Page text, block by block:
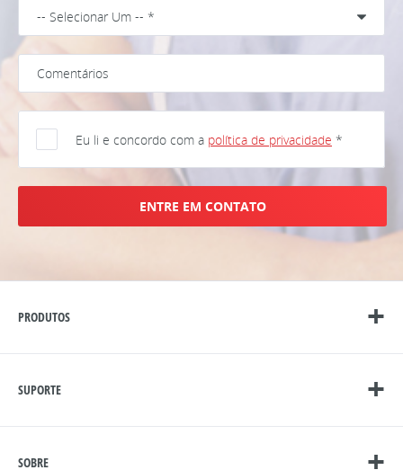
Eu li e concordo com a política de privacidade *
ENTRE EM CONTATO
PRODUTOS
SUPORTE
SOBRE